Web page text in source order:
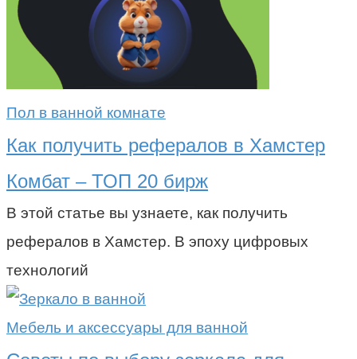
Пол в ванной комнате
Как получить рефералов в Хамстер
Комбат – ТОП 20 бирж
В этой статье вы узнаете, как получить
рефералов в Хамстер. В эпоху цифровых
технологий
Мебель и аксессуары для ванной